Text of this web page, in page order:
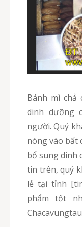
Bánh mì chả cá là món ăn vặt chưa đầy đủ
dinh dưỡng
người. Quý
nóng vào bất
bổ sung dinh
tin trên, quý
lẻ tại tỉnh
phẩm tốt